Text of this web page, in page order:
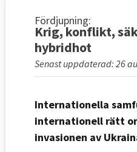
Fördjupning:
Krig, konflikt,
hybridhot
Senast uppdaterad: 26
Internationella
internationell rätt
invasionen av